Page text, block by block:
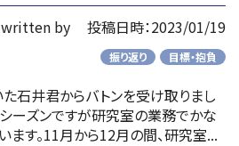
written by 投稿日時：2023/01/19
振り返り 目標・抱負
た石井君からバトンを受け取りまし
シーズンですが研究室の業務でかな
ます。11月から12月の間、研究室...